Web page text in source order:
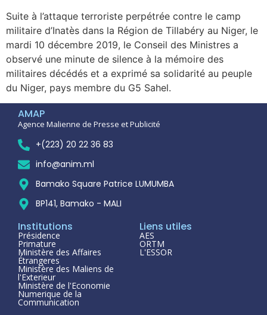
Suite à l’attaque terroriste perpétrée contre le camp
militaire d’Inatès dans la Région de Tillabéry au Niger, le
mardi 10 décembre 2019, le Conseil des Ministres a
observé une minute de silence à la mémoire des
militaires décédés et a exprimé sa solidarité au peuple
du Niger, pays membre du G5 Sahel.
AMAP
Agence Malienne de Presse et Publicité
+(223) 20 22 36 83
info@anim.ml
Bamako Square Patrice LUMUMBA
BP141, Bamako - MALI
Institutions
Présidence
Primature
Ministère des Affaires
Étrangeres
Ministère des Maliens de
l'Exterieur
Ministère de l'Economie
Numerique de la
Communication
Liens utiles
AES
ORTM
L'ESSOR